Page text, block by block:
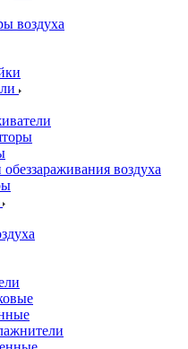
воздуха
воздуха